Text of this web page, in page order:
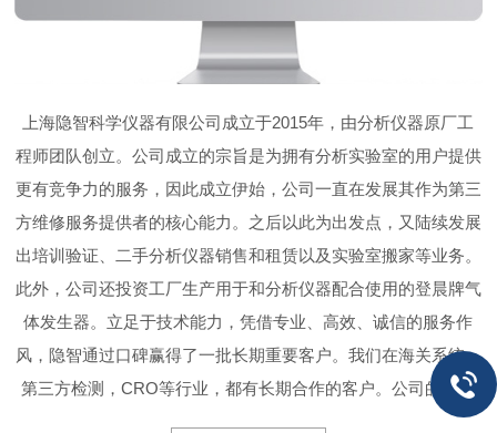
上海隐智科学仪器有限公司成立于2015年，由分析仪器原厂工
程师团队创立。公司成立的宗旨是为拥有分析实验室的用户提供
更有竞争力的服务，因此成立伊始，公司一直在发展其作为第三
方维修服务提供者的核心能力。之后以此为出发点，又陆续发展
出培训验证、二手分析仪器销售和租赁以及实验室搬家等业务。
此外，公司还投资工厂生产用于和分析仪器配合使用的登晨牌气
体发生器。立足于技术能力，凭借专业、高效、诚信的服务作
风，隐智通过口碑赢得了一批长期重要客户。我们在海关系统，
第三方检测，CRO等行业，都有长期合作的客户。公司的主营
产品有爱博才思（ABSciex），安捷伦（Agilent），沃特世